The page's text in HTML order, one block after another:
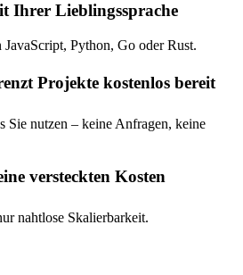
Ihrer Lieblingssprache
Python, Go oder Rust.
Projekte kostenlos bereit
Sie nutzen – keine Anfragen, keine
versteckten Kosten
nahtlose Skalierbarkeit.